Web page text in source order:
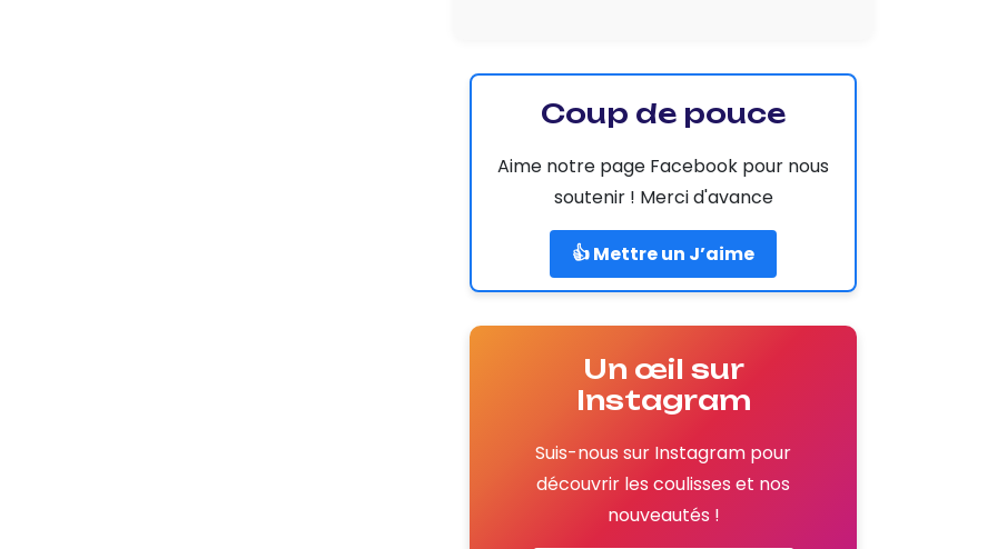
Coup de pouce
Aime notre page Facebook pour nous
soutenir ! Merci d'avance
👍 Mettre un J’aime
Un œil sur
Instagram
Suis-nous sur Instagram pour
découvrir les coulisses et nos
nouveautés !